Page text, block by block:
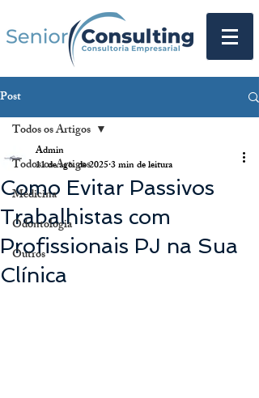
Post
Todos os Artigos
Medicina
Odontologia
Outros
Todos os Artigos
Como Evitar Passivos
Trabalhistas com
Profissionais PJ na Sua
Clínica
Admin
11 de ago. de 20253 min de leitura